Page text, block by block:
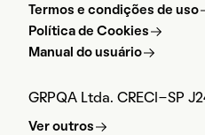
Termos e condições de uso
Política de Cookies
Manual do usuário
GRPQA Ltda. CRECI-SP
Ver outros